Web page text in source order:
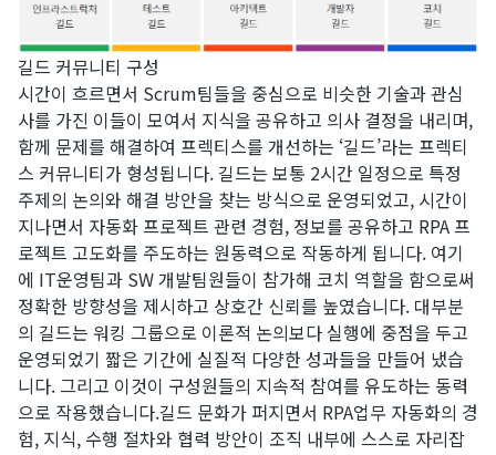
길드 커뮤니티 구성
​시간이 흐르면서 Scrum팀들을 중심으로 비슷한 기술과 관심
사를 가진 이들이 모여서 지식을 공유하고 의사 결정을 내리며,
함께 문제를 해결하여 프렉티스를 개선하는 ‘길드’라는 프렉티
스 커뮤니티가 형성됩니다. 길드는 보통 2시간 일정으로 특정
주제의 논의와 해결 방안을 찾는 방식으로 운영되었고, 시간이
지나면서 자동화 프로젝트 관련 경험, 정보를 공유하고 RPA 프
로젝트 고도화를 주도하는 원동력으로 작동하게 됩니다. 여기
에 IT운영팀과 SW 개발팀원들이 참가해 코치 역할을 함으로써
정확한 방향성을 제시하고 상호간 신뢰를 높였습니다. 대부분
의 길드는 워킹 그룹으로 이론적 논의보다 실행에 중점을 두고
운영되었기 짧은 기간에 실질적 다양한 성과들을 만들어 냈습
니다. 그리고 이것이 구성원들의 지속적 참여를 유도하는 동력
으로 작용했습니다.​길드 문화가 퍼지면서 RPA업무 자동화의 경
험, 지식, 수행 절차와 협력 방안이 조직 내부에 스스로 자리잡